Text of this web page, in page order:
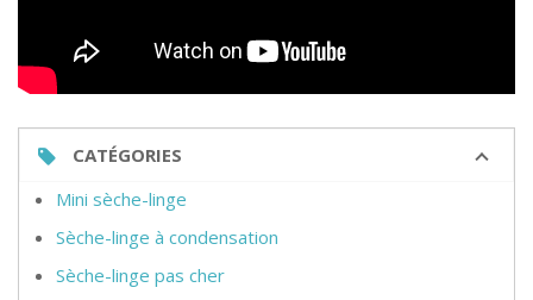
CATÉGORIES
Mini sèche-linge
Sèche-linge à condensation
Sèche-linge pas cher